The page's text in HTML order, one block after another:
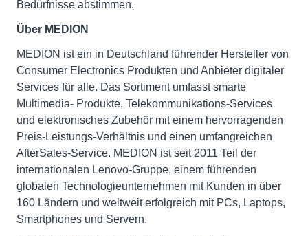
Bedürfnisse abstimmen.
Über MEDION
MEDION ist ein in Deutschland führender Hersteller von
Consumer Electronics Produkten und Anbieter digitaler
Services für alle. Das Sortiment umfasst smarte
Multimedia- Produkte, Telekommunikations-Services
und elektronisches Zubehör mit einem hervorragenden
Preis-Leistungs-Verhältnis und einen umfangreichen
AfterSales-Service. MEDION ist seit 2011 Teil der
internationalen Lenovo-Gruppe, einem führenden
globalen Technologieunternehmen mit Kunden in über
160 Ländern und weltweit erfolgreich mit PCs, Laptops,
Smartphones und Servern.